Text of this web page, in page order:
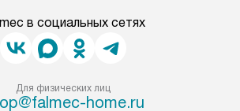
в социальных сетях
Для физических лиц
home.ru